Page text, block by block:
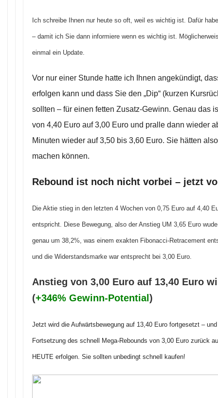
Ich schreibe Ihnen nur heute so oft, weil es wichtig ist. Dafür
– damit ich Sie dann informiere wenn es wichtig ist.
einmal ein Update.
Vor nur einer Stunde hatte ich Ihnen angekündigt,
erfolgen kann und dass Sie den „Dip“ (kurzen
sollten – für einen fetten Zusatz-Gewinn. Genau das
von 4,40 Euro auf 3,00 Euro und pralle dann wieder
Minuten wieder auf 3,50 bis 3,60 Euro. Sie hätten
machen können.
Rebound ist noch nicht vorbei – jetzt
Die Aktie stieg in den letzten 4 Wochen von 0,75 Euro auf 4,40
entspricht. Diese Bewegung, also der Anstieg UM 3,65 Euro
genau um 38,2%, was einem exakten Fibonacci-Retracement
und die Widerstandsmarke war entsprecht bei 3,00 Euro.
Anstieg von 3,00 Euro auf 13,40 Euro
(+346% Gewinn-Potential )
Jetzt wird die Aufwärtsbewegung auf 13,40 Euro fortgesetzt –
Fortsetzung des schnell Mega-Rebounds von 3,00 Euro zurück
HEUTE erfolgen. Sie sollten unbedingt schnell kaufen!